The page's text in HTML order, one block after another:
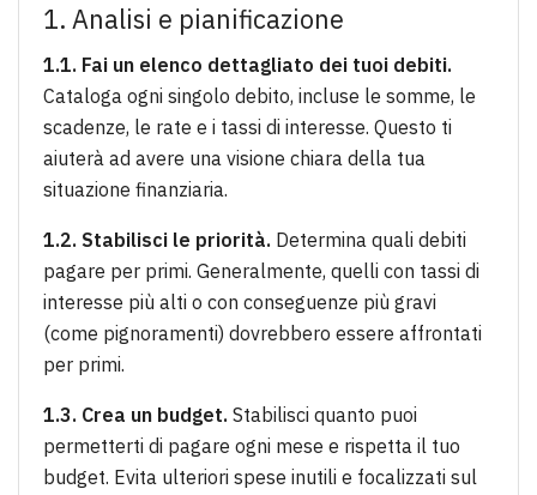
1. Analisi e pianificazione
1.1. Fai un elenco dettagliato dei tuoi debiti.
Cataloga ogni singolo debito, incluse le somme, le
scadenze, le rate e i tassi di interesse. Questo ti
aiuterà ad avere una visione chiara della tua
situazione finanziaria.
1.2. Stabilisci le priorità. Determina quali debiti
pagare per primi. Generalmente, quelli con tassi di
interesse più alti o con conseguenze più gravi
(come pignoramenti) dovrebbero essere affrontati
per primi.
1.3. Crea un budget. Stabilisci quanto puoi
permetterti di pagare ogni mese e rispetta il tuo
budget. Evita ulteriori spese inutili e focalizzati sul